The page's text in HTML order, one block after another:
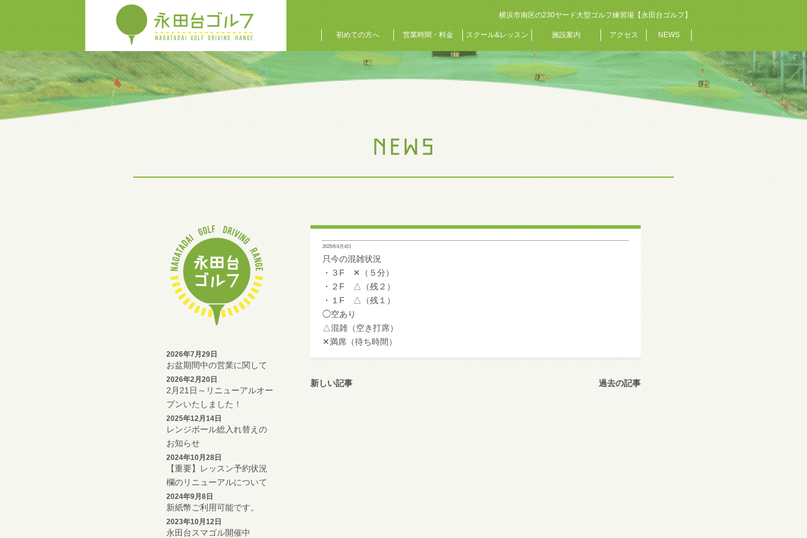
横浜市南区の230ヤード大型ゴルフ練習場【永田台ゴルフ】
初めての方へ 営業時間・料金 スクール&レッスン 施設案内 アクセス NEWS
2026年7月29日
お盆期間中の営業に関して
2026年2月20日
2月21日～リニューアルオー
プンいたしました！
2025年12月14日
レンジボール総入れ替えの
お知らせ
2024年10月28日
【重要】レッスン予約状況
欄のリニューアルについて
2024年9月8日
新紙幣ご利用可能です。
2023年10月12日
永田台スマゴル開催中
2025年6月4日
只今の混雑状況
・３F ✕（５分）
・２F △（残２）
・１F △（残１）
◯空あり
△混雑（空き打席）
✕満席（待ち時間）
新しい記事 過去の記事